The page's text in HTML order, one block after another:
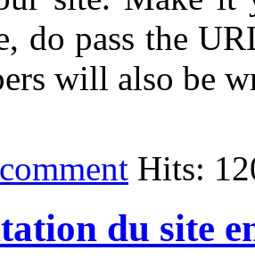
do pass the
will also be
Hits:
du site